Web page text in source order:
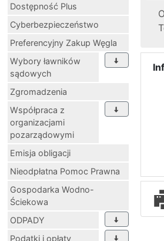
Dostępność Plus
Cyberbezpieczeństwo
Preferencyjny Zakup Węgla
Wybory ławników
sądowych
Zgromadzenia
Współpraca z
organizacjami
pozarządowymi
Emisja obligacji
Nieodpłatna Pomoc Prawna
Gospodarka Wodno-
Ściekowa
ODPADY
Podatki i opłaty